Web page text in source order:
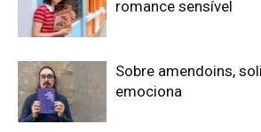
romance sensível
Sobre amendoins,
emociona